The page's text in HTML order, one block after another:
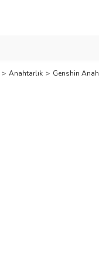
Anahtarlık Genshin